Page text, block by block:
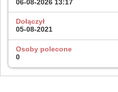
06-08-2026 13:17
Dołączył
05-08-2021
Osoby polecone
0